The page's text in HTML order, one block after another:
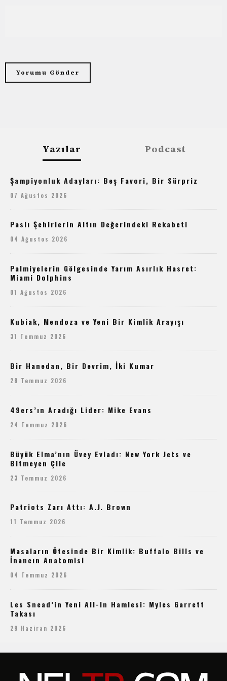
Yazılar Podcast
Şampiyonluk Adayları: Beş Favori, Bir Sürpriz
07 Ağustos 2026
Paslı Şehirlerin Altın Değerindeki Rekabeti
04 Ağustos 2026
Palmiyelerin Gölgesinde Yarım Asırlık Hasret:
Miami Dolphins
01 Ağustos 2026
Kubiak, Mendoza ve Yeni Bir Kimlik Arayışı
31 Temmuz 2026
Bir Hanedan, Bir Devrim, İki Kumar
28 Temmuz 2026
49ers’ın Aradığı Lider: Mike Evans
24 Temmuz 2026
Büyük Elma’nın Üvey Evladı: New York Jets ve
Bitmeyen Çile
23 Temmuz 2026
Patriots Zarı Attı: A.J. Brown
11 Temmuz 2026
Masaların Ötesinde Bir Kimlik: Buffalo Bills ve
İnancın Anatomisi
04 Temmuz 2026
Les Snead’in Yeni All-In Hamlesi: Myles Garrett
Takası
29 Haziran 2026